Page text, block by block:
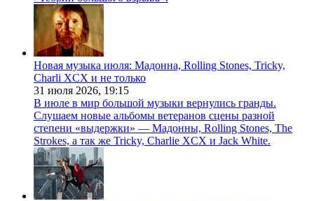
Новая музыка июля: Мадонна, Rolling Stones, Tricky,
Charli XCX и не только
31 июля 2026, 19:15
В июле в мир большой музыки вернулись гранды.
Слушаем новые альбомы ветеранов сцены разной
степени «выдержки» — Мадонны, Rolling Stones, The
Strokes, а так же Tricky, Charlie XCX и Jack White.